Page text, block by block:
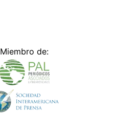
Miembro de: